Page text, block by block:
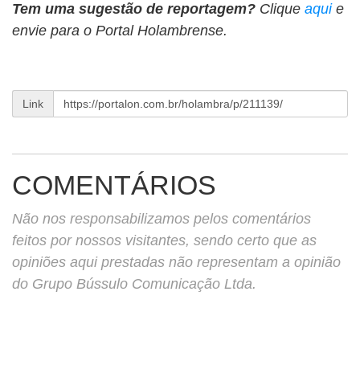
Tem uma sugestão de reportagem? Clique aqui e
envie para o Portal Holambrense.
Link
COMENTÁRIOS
Não nos responsabilizamos pelos comentários
feitos por nossos visitantes, sendo certo que as
opiniões aqui prestadas não representam a opinião
do Grupo Bússulo Comunicação Ltda.